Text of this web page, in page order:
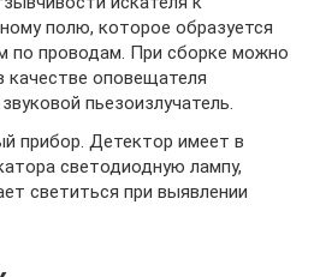
полю, которое образуется
по проводам. При сборке можно
качестве оповещателя
пьезоизлучатель.
прибор. Детектор имеет в
светодиодную лампу,
светиться при выявлении